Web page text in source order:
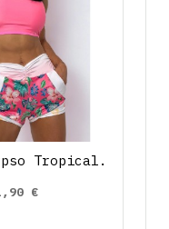
Tropical.
€